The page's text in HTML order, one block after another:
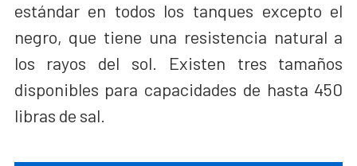
estándar en todos los tanques excepto el
negro, que tiene una resistencia natural a
los rayos del sol. Existen tres tamaños
disponibles para capacidades de hasta 450
libras de sal.